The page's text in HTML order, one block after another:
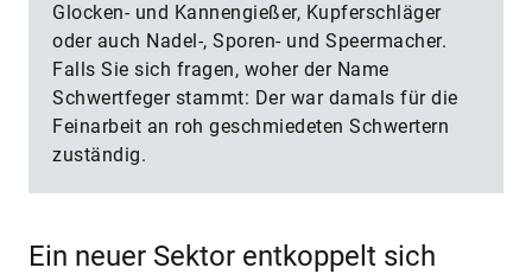
Glocken- und Kannengießer, Kupferschläger
oder auch Nadel-, Sporen- und Speermacher.
Falls Sie sich fragen, woher der Name
Schwertfeger stammt: Der war damals für die
Feinarbeit an roh geschmiedeten Schwertern
zuständig.
Ein neuer Sektor entkoppelt sich